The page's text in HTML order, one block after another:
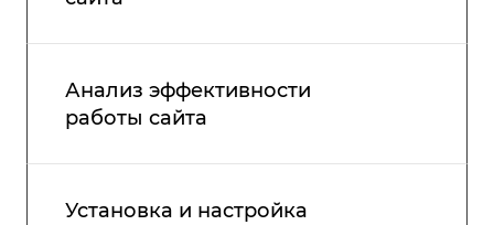
Анализ эффективности
работы сайта
Установка и настройка